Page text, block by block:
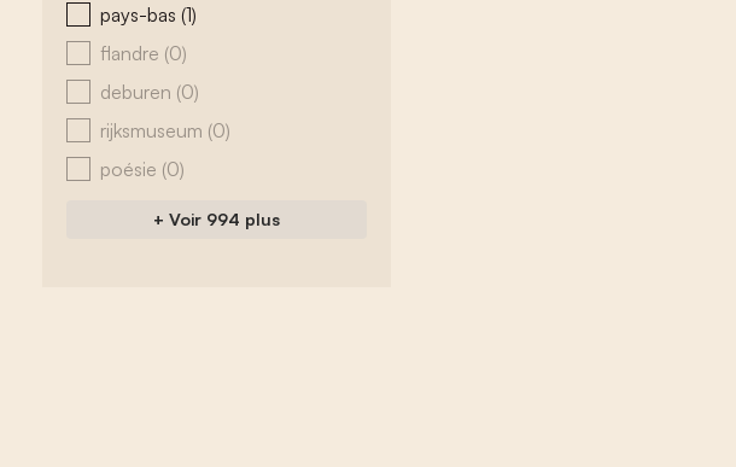
zoeken - tags
pays-bas (1)
flandre (0)
deburen (0)
rijksmuseum (0)
poésie (0)
+ Voir 994 plus